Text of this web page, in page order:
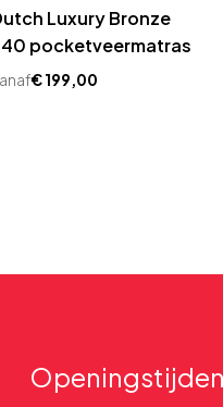
Luxury Bronze
pocketveermatras
€199,00